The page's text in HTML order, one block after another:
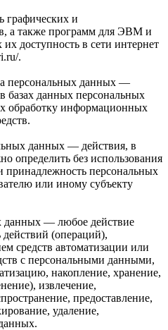
графических и
а также программ для ЭВМ и
доступность в сети интернет
.
персональных данных —
базах данных персональных
обработку информационных
данных — действия, в
определить без использования
персональных
или иному субъекту
данных — любое действие
(операций),
средств автоматизации или
с персональными данными,
накопление, хранение,
извлечение,
предоставление,
удаление,